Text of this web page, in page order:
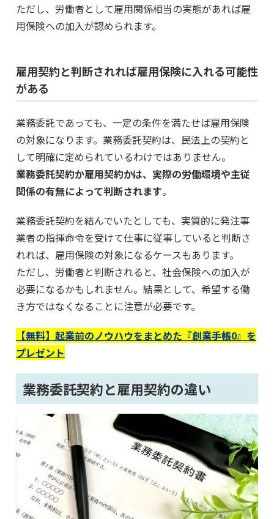
ただし、労働者として雇用関係相当の実態があれば雇
用保険への加入が認められます。
雇用契約と判断されれば雇用保険に入れる可能性
がある
業務委託であっても、一定の条件を満たせば雇用保険
の対象になります。業務委託契約は、民法上の契約と
して明確に定められているわけではありません。
業務委託契約か雇用契約かは、実際の労働環境や主従
関係の有無によって判断されます。
業務委託契約を結んでいたとしても、実質的に発注事
業者の指揮命令を受けて仕事に従事していると判断さ
れれば、雇用保険の対象になるケースもあります。
ただし、労働者と判断されると、社会保険への加入が
必要になるかもしれません。結果として、希望する働
き方ではなくなることに注意が必要です。
【無料】起業前のノウハウをまとめた『創業手帳0』を
プレゼント
業務委託契約と雇用契約の違い